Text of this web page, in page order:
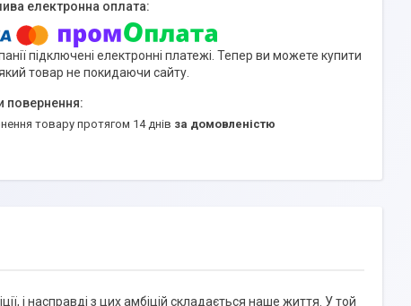
підключені електронні платежі. Тепер ви можете купити
товар не покидаючи сайту.
товару протягом 14 днів за домовленістю
і насправді з цих амбіцій складається наше життя. У той